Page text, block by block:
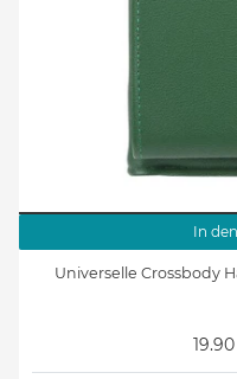
In
Universelle Crossbody